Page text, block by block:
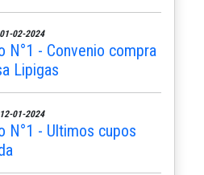
01-02-2024
N°1 - Convenio compra
Lipigas
12-01-2024
N°1 - Ultimos cupos